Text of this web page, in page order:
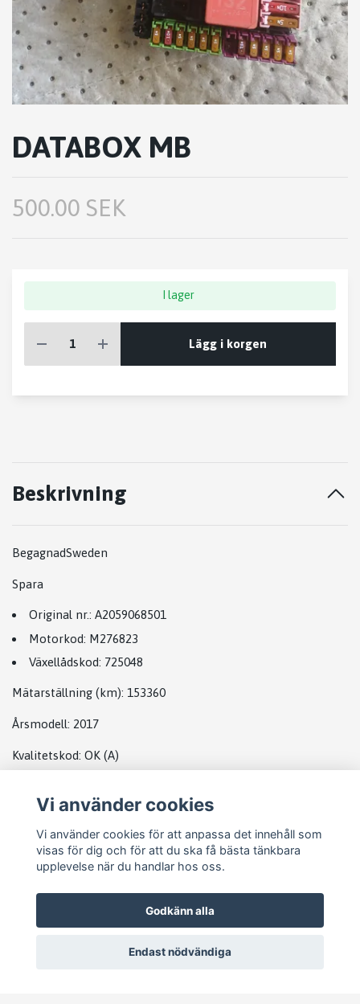
DATABOX MB
500.00 SEK
I lager
Lägg i korgen
Beskrivning
BegagnadSweden
Spara
Original nr.: A2059068501
Motorkod: M276823
Växellådskod: 725048
Mätarställning (km): 153360
Årsmodell: 2017
Kvalitetskod: OK (A)
Vi använder cookies
Vi använder cookies för att anpassa det innehåll som
visas för dig och för att du ska få bästa tänkbara
upplevelse när du handlar hos oss.
Godkänn alla
Endast nödvändiga